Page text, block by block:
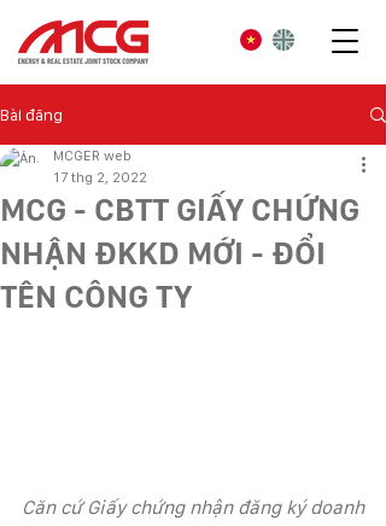
Bài đăng
MCG - CBTT GIẤY CHỨNG
NHẬN ĐKKD MỚI - ĐỔI
TÊN CÔNG TY
MCGER web
17 thg 2, 2022
Căn cứ Giấy chứng nhận đăng ký doanh